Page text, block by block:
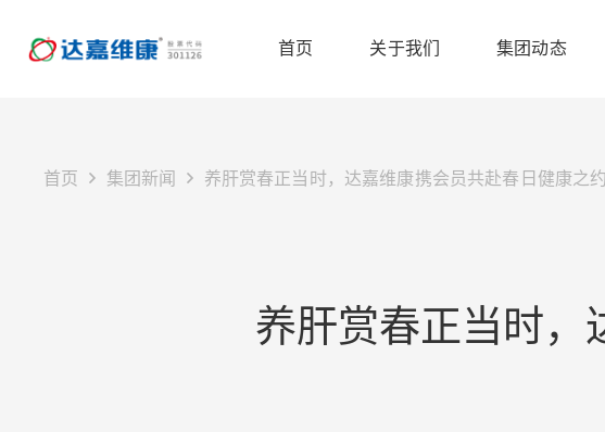
首页 关于我们 集团动态
首页 集团新闻 养肝赏春正当时，达嘉维康携会员共赴春日健康之约
养肝赏春正当时，